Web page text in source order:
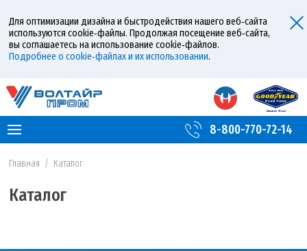
Для оптимизации дизайна и быстродействия нашего веб‑сайта
используются cookie‑файлы. Продолжая посещение веб‑сайта,
вы соглашаетесь на использование cookie‑файлов.
Подробнее о cookie‑файлах и их использовании.
8-800-770-72-14
Главная / Каталог
Каталог